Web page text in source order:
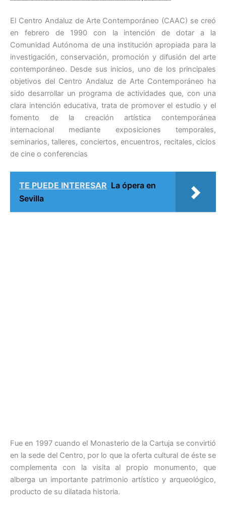
El Centro Andaluz de Arte Contemporáneo (CAAC) se creó
en febrero de 1990 con la intención de dotar a la
Comunidad Autónoma de una institución apropiada para la
investigación, conservación, promoción y difusión del arte
contemporáneo. Desde sus inicios, uno de los principales
objetivos del Centro Andaluz de Arte Contemporáneo ha
sido desarrollar un programa de actividades que, con una
clara intención educativa, trata de promover el estudio y el
fomento de la creación artística contemporánea
internacional mediante exposiciones temporales,
seminarios, talleres, conciertos, encuentros, recitales, ciclos
de cine o conferencias
TE PUEDE INTERESAR La ópera en
Sevilla
Fue en 1997 cuando el Monasterio de la Cartuja se convirtió
en la sede del Centro, por lo que la oferta cultural de éste se
complementa con la visita al propio monumento, que
alberga un importante patrimonio artístico y arqueológico,
producto de su dilatada historia.